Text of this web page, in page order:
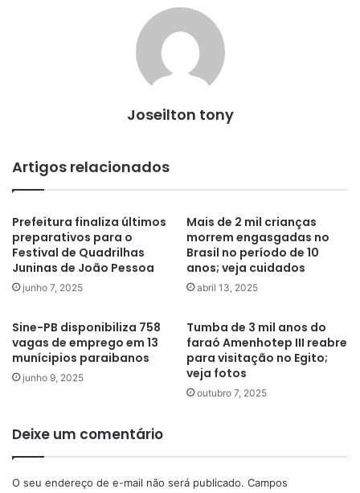
Joseilton tony
Artigos relacionados
Prefeitura finaliza últimos
preparativos para o
Festival de Quadrilhas
Juninas de João Pessoa
junho 7, 2025
Mais de 2 mil crianças
morrem engasgadas no
Brasil no período de 10
anos; veja cuidados
abril 13, 2025
Sine-PB disponibiliza 758
vagas de emprego em 13
munícipios paraibanos
junho 9, 2025
Tumba de 3 mil anos do
faraó Amenhotep III reabre
para visitação no Egito;
veja fotos
outubro 7, 2025
Deixe um comentário
O seu endereço de e-mail não será publicado. Campos